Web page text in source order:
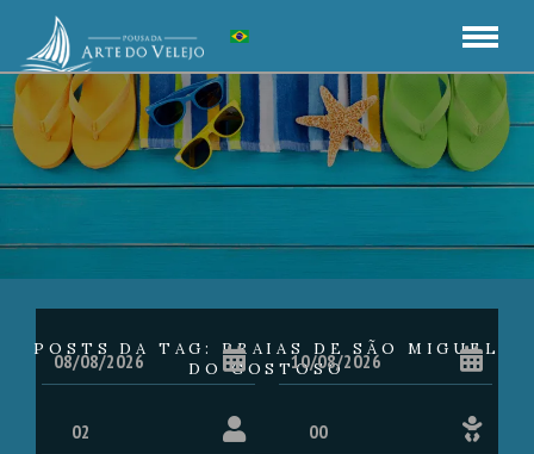
POSTS DA TAG: PRAIAS DE SÃO MIGUEL
DO GOSTOSO